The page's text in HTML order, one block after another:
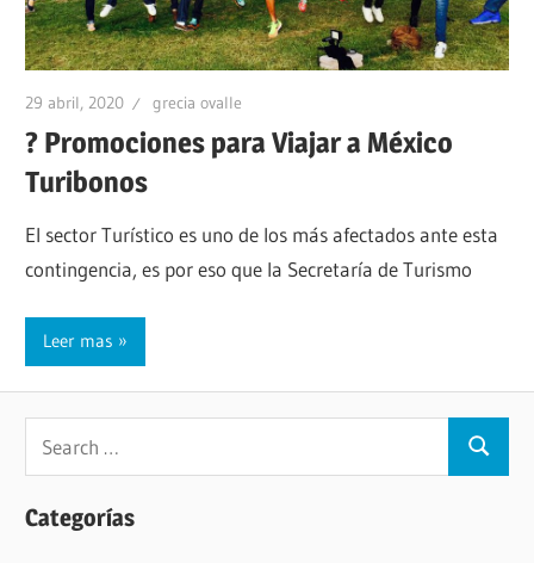
29 abril, 2020 grecia ovalle
? Promociones para Viajar a México
Turibonos
El sector Turístico es uno de los más afectados ante esta
contingencia, es por eso que la Secretaría de Turismo
Leer mas
Categorías